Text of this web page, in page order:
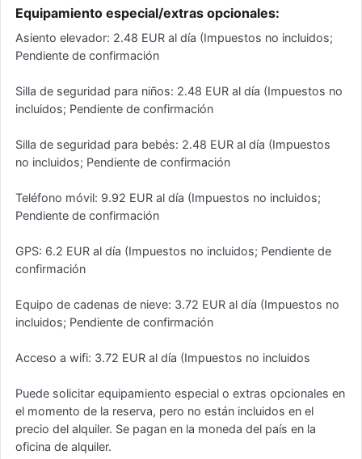
Equipamiento especial/extras opcionales:
Asiento elevador: 2.48 EUR al día (Impuestos no incluidos;
Pendiente de confirmación
Silla de seguridad para niños: 2.48 EUR al día (Impuestos no
incluidos; Pendiente de confirmación
Silla de seguridad para bebés: 2.48 EUR al día (Impuestos
no incluidos; Pendiente de confirmación
Teléfono móvil: 9.92 EUR al día (Impuestos no incluidos;
Pendiente de confirmación
GPS: 6.2 EUR al día (Impuestos no incluidos; Pendiente de
confirmación
Equipo de cadenas de nieve: 3.72 EUR al día (Impuestos no
incluidos; Pendiente de confirmación
Acceso a wifi: 3.72 EUR al día (Impuestos no incluidos
Puede solicitar equipamiento especial o extras opcionales en
el momento de la reserva, pero no están incluidos en el
precio del alquiler. Se pagan en la moneda del país en la
oficina de alquiler.